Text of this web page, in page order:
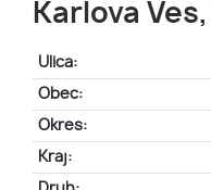
Karlova
Ulica:
Obec:
Okres:
Kraj: